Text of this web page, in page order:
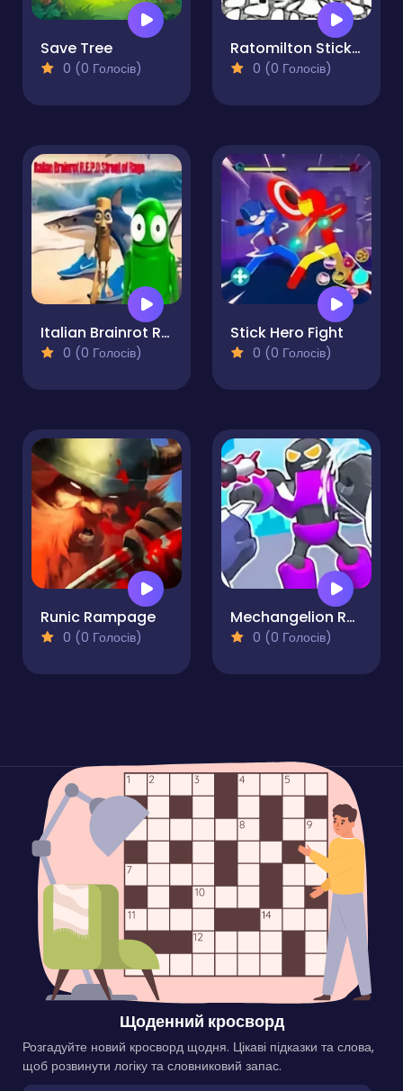
Save Tree
0 (0 Голосів)
Ratomilton Stickman Bare Knuckle
0 (0 Голосів)
Italian Brainrot R.E.P.O Street of Rage
0 (0 Голосів)
Stick Hero Fight
0 (0 Голосів)
Runic Rampage
0 (0 Голосів)
Mechangelion Robot Fight
0 (0 Голосів)
Щоденний кросворд
Розгадуйте новий кросворд щодня. Цікаві підказки та слова,
щоб розвинути логіку та словниковий запас.